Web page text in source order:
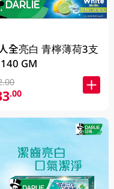
全亮白 青檸薄荷3支
GM
.00